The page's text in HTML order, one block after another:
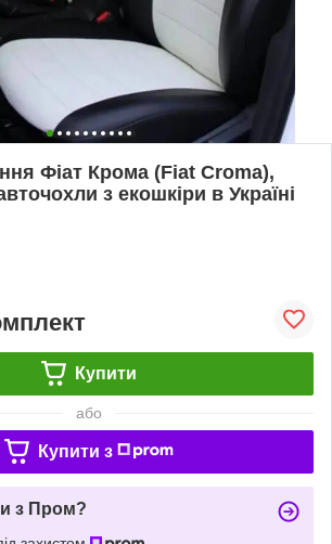
Фіат Крома (Fiat Croma),
з екошкіри в Україні
Купити
або
Купити з
з Пром?